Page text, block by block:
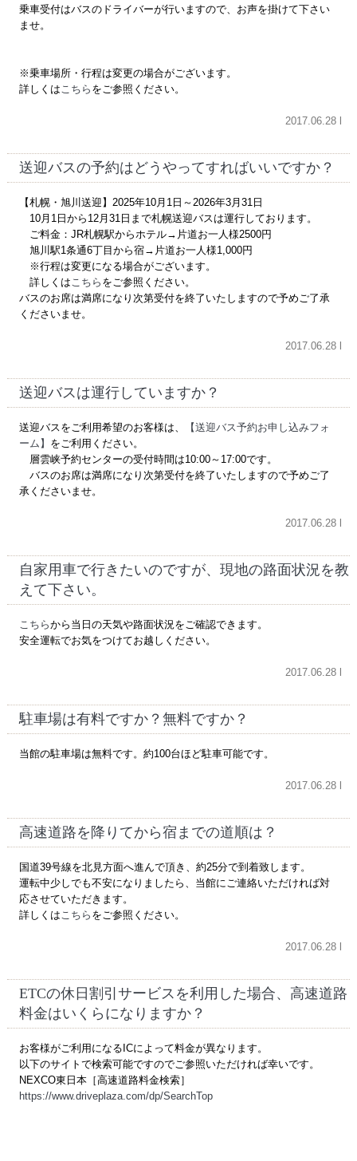
乗車受付はバスのドライバーが行いますので、お声を掛けて下さい
ませ。
※乗車場所・行程は変更の場合がございます。
詳しくはこちら をご参照ください。
2017.06.28 l
送迎バスの予約はどうやってすればいいですか？
【札幌・旭川送迎】2025年10月1日～2026年3月31日
10月1日から12月31日まで札幌送迎バスは運行しております。
ご料金：JR札幌駅からホテル→片道お一人様2500円
旭川駅1条通6丁目から宿→片道お一人様1,000円
※行程は変更になる場合がございます。
詳しくはこちら をご参照ください。
バスのお席は満席になり次第受付を終了いたしますので予めご了承
くださいませ。
2017.06.28 l
送迎バスは運行していますか？
送迎バスをご利用希望のお客様は、
【送迎バス予約お申し込みフォ
ーム】 をご利用ください。
層雲峡予約センターの受付時間は10:00～17:00です。
バスのお席は満席になり次第受付を終了いたしますので予めご了
承くださいませ。
2017.06.28 l
自家用車で行きたいのですが、現地の路面状況を教
えて下さい。
こちらから当日の天気や路面状況をご確認できます。
安全運転でお気をつけてお越しください。
2017.06.28 l
駐車場は有料ですか？無料ですか？
当館の駐車場は無料です。約100台ほど駐車可能です。
2017.06.28 l
高速道路を降りてから宿までの道順は？
国道39号線を北見方面へ進んで頂き、約25分で到着致します。
運転中少しでも不安になりましたら、当館にご連絡いただければ対
応させていただきます。
詳しくはこちら をご参照ください。
2017.06.28 l
ETCの休日割引サービスを利用した場合、高速道路
料金はいくらになりますか？
お客様がご利用になるICによって料金が異なります。
以下のサイトで検索可能ですのでご参照いただければ幸いです。
NEXCO東日本［高速道路料金検索］
https://www.driveplaza.com/dp/SearchTop